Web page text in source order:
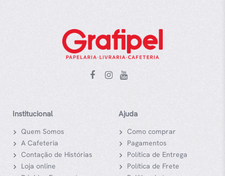
Institucional
Quem Somos
A Cafeteria
Contação de Histórias
Loja online
Ajuda
Como comprar
Pagamentos
Política de Entrega
Política de Frete